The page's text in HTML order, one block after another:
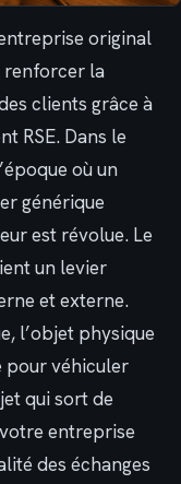
original
renforcer la
clients grâce à
RSE. Dans le
où un
générique
est révolue. Le
un levier
et externe.
l’objet physique
pour véhiculer
qui sort de
entreprise
des échanges